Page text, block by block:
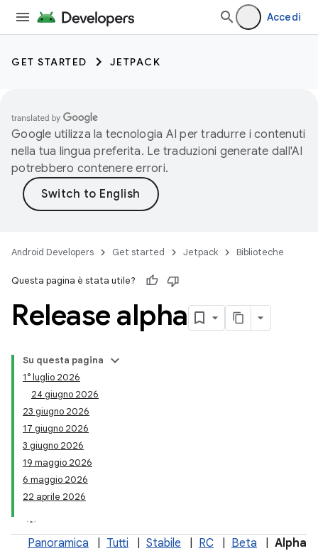
Accedi
GET STARTED JETPACK
Google utilizza la tecnologia AI per tradurre i contenuti
nella tua lingua preferita. Le traduzioni generate dall'AI
potrebbero contenere errori.
Android Developers Get started Jetpack Biblioteche
Questa pagina è stata utile?
Release alpha
Su questa pagina
1° luglio 2026
24 giugno 2026
23 giugno 2026
17 giugno 2026
3 giugno 2026
19 maggio 2026
6 maggio 2026
22 aprile 2026
Panoramica Tutti Stabile RC Beta Alpha